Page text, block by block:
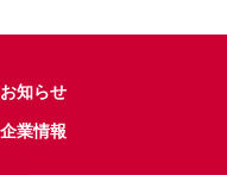
お知らせ
企業情報